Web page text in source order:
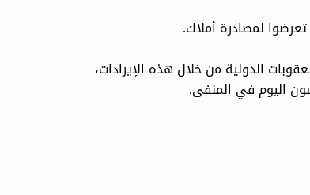
الدولية من خلال هذه الإيرادات،
اليوم في المنفى.